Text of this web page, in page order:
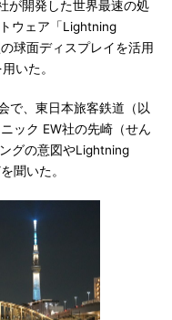
が開発した世界最速の処
ウェア「Lightning
球面ディスプレイを活用
いた。
で、東日本旅客鉄道（以
ック EW社の先崎（せん
グの意図やLightning
聞いた。